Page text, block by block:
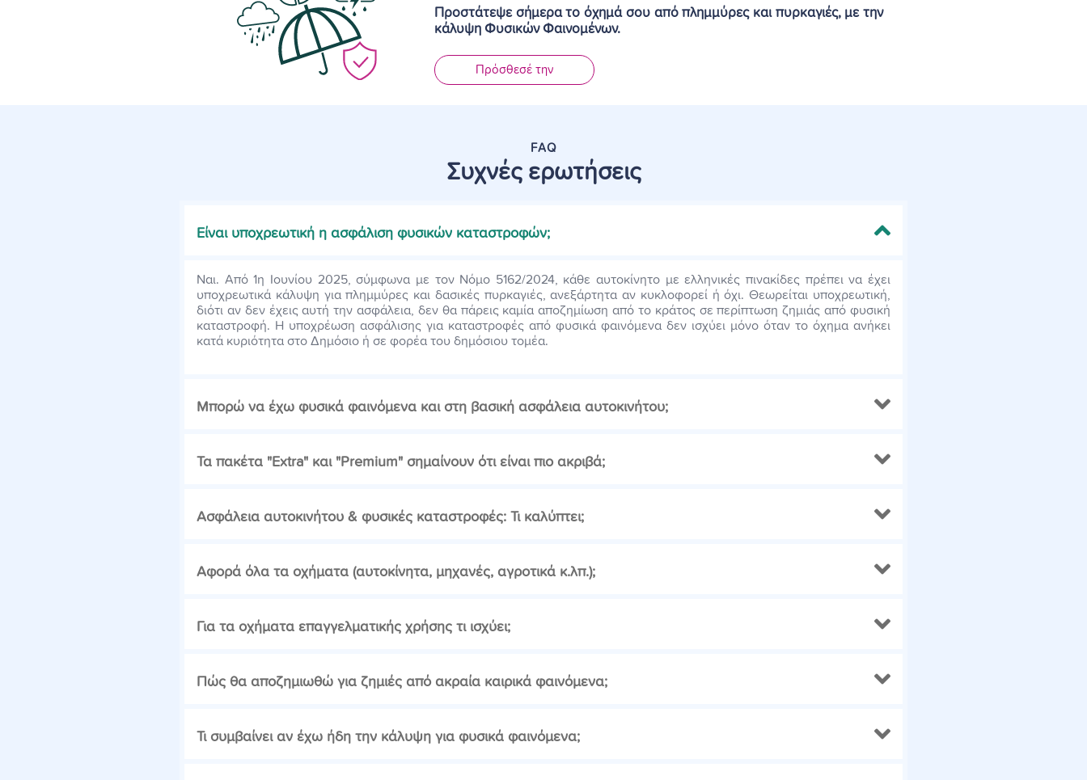
Προστάτεψεσήμερατο όχημά σου από πλημμύρες και πυρκαγιές, με την
κάλυψη Φυσικών Φαινομένων.
Πρόσθεσέ την
FAQ
Συχνές ερωτήσεις
Είναι υποχρεωτική η ασφάλιση φυσικών καταστροφών;
Ναι. Από 1η Ιουνίου 2025, σύμφωνα με τον Νόμο 5162/2024, κάθε αυτοκίνητο με ελληνικές πινακίδες πρέπει να έχει
υποχρεωτικά κάλυψη για πλημμύρες και δασικές πυρκαγιές, ανεξάρτητα αν κυκλοφορεί ή όχι. Θεωρείται υποχρεωτική,
διότι αν δεν έχεις αυτή την ασφάλεια, δεν θα πάρεις καμία αποζημίωση από το κράτος σε περίπτωση ζημιάς από φυσική
καταστροφή. Η υποχρέωση ασφάλισης για καταστροφές από φυσικά φαινόμενα δεν ισχύει μόνο όταν το όχημα ανήκει
κατά κυριότητα στο Δημόσιο ή σε φορέα του δημόσιου τομέα.
Μπορώ να έχω φυσικά φαινόμενα και στη βασική ασφάλεια αυτοκινήτου;
Τα πακέτα "Extra" και "Premium" σημαίνουν ότι είναι πιο ακριβά;
Ασφάλεια αυτοκινήτου & φυσικές καταστροφές: Τι καλύπτει;
Αφορά όλα τα οχήματα (αυτοκίνητα, μηχανές, αγροτικά κ.λπ.);
Για τα οχήματα επαγγελματικής χρήσης τι ισχύει;
Πώς θα αποζημιωθώ για ζημιές από ακραία καιρικά φαινόμενα;
Τι συμβαίνει αν έχω ήδη την κάλυψη για φυσικά φαινόμενα;